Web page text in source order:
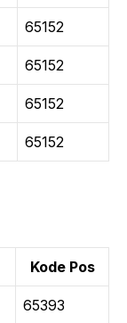
65152
65152
65152
65152
Kode Pos
65393